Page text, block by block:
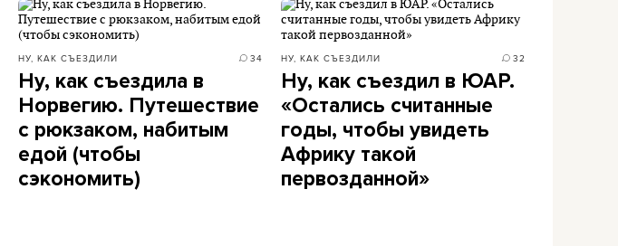
НУ, КАК СЪЕЗДИЛИ 34
Ну, как съездила в
Норвегию. Путешествие
с рюкзаком, набитым
едой (чтобы
сэкономить)
НУ, КАК СЪЕЗДИЛИ 32
Ну, как съездил в ЮАР.
«Остались считанные
годы, чтобы увидеть
Африку такой
первозданной»